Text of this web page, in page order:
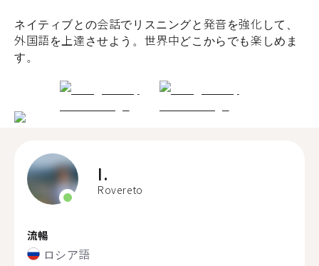
ネイティブとの会話でリスニングと発音を強化して、
外国語を上達させよう。世界中どこからでも楽しめま
す。
I.
Rovereto
流暢
ロシア語